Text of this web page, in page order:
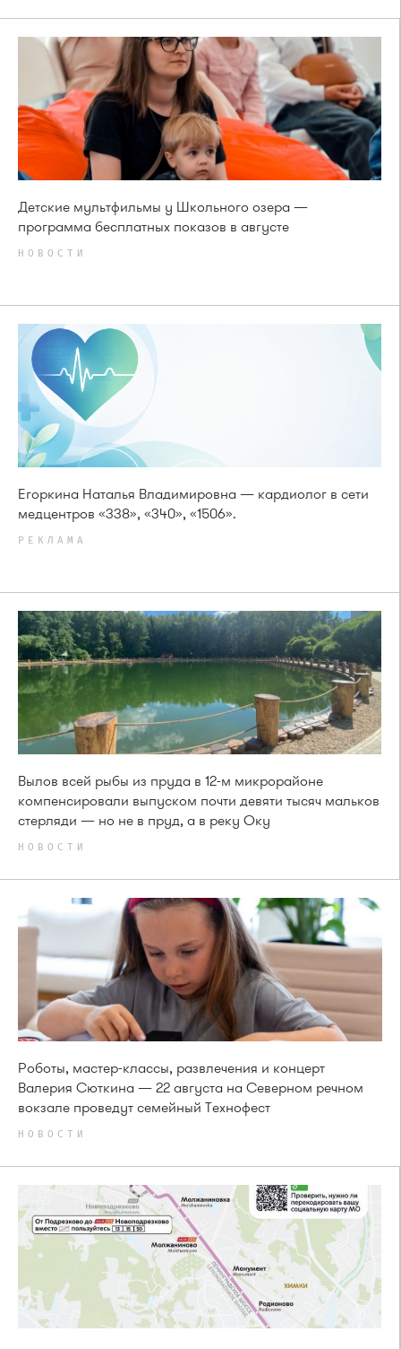
Детские мультфильмы у Школьного озера —
программа бесплатных показов в августе
НОВОСТИ
Егоркина Наталья Владимировна — кардиолог в сети
медцентров «338», «340», «1506».
РЕКЛАМА
Вылов всей рыбы из пруда в 12-м микрорайоне
компенсировали выпуском почти девяти тысяч мальков
стерляди — но не в пруд, а в реку Оку
НОВОСТИ
Роботы, мастер-классы, развлечения и концерт
Валерия Сюткина — 22 августа на Северном речном
вокзале проведут семейный Технофест
НОВОСТИ